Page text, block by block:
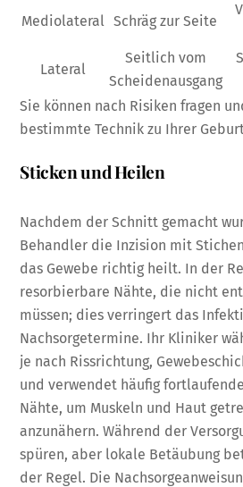
Mediolateral Schräg zur Seite
Lateral
Seitlich vom
Scheidenausgang
Sie können nach Risiken fragen
bestimmte Technik zu Ihrer
Sticken und Heilen
Nachdem der Schnitt gemacht
Behandler die Inzision mit
das Gewebe richtig heilt. In der
resorbierbare Nähte, die nicht
müssen; dies verringert das
Nachsorgetermine. Ihr Kliniker
je nach Rissrichtung,
und verwendet häufig
Nähte, um Muskeln und Haut
anzunähern. Während der
spüren, aber lokale Betäubung
der Regel. Die